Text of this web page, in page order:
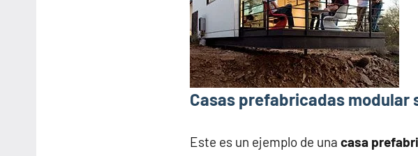
Casas prefabricadas modular
Este es un ejemplo de una casa